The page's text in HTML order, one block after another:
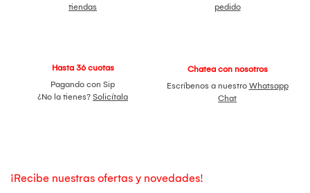
tiendas
pedido
Hasta 36 cuotas
Pagando con Sip
¿No la tienes? Solicítala
Chatea con nosotros
Escríbenos a nuestro Whatsapp
Chat
¡Recibe nuestras ofertas y novedades!